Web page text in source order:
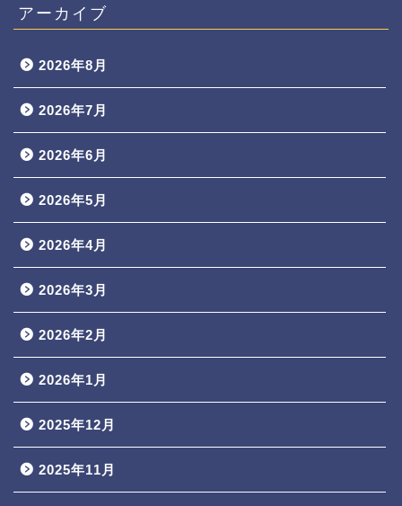
アーカイブ
2026年8月
2026年7月
2026年6月
2026年5月
2026年4月
2026年3月
2026年2月
2026年1月
2025年12月
2025年11月